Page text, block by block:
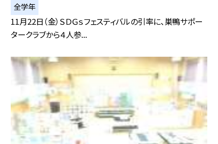
全学年
11月22日（金）ＳＤＧｓフェスティバルの引率に、巣鴨サポー
タークラブから４人参...